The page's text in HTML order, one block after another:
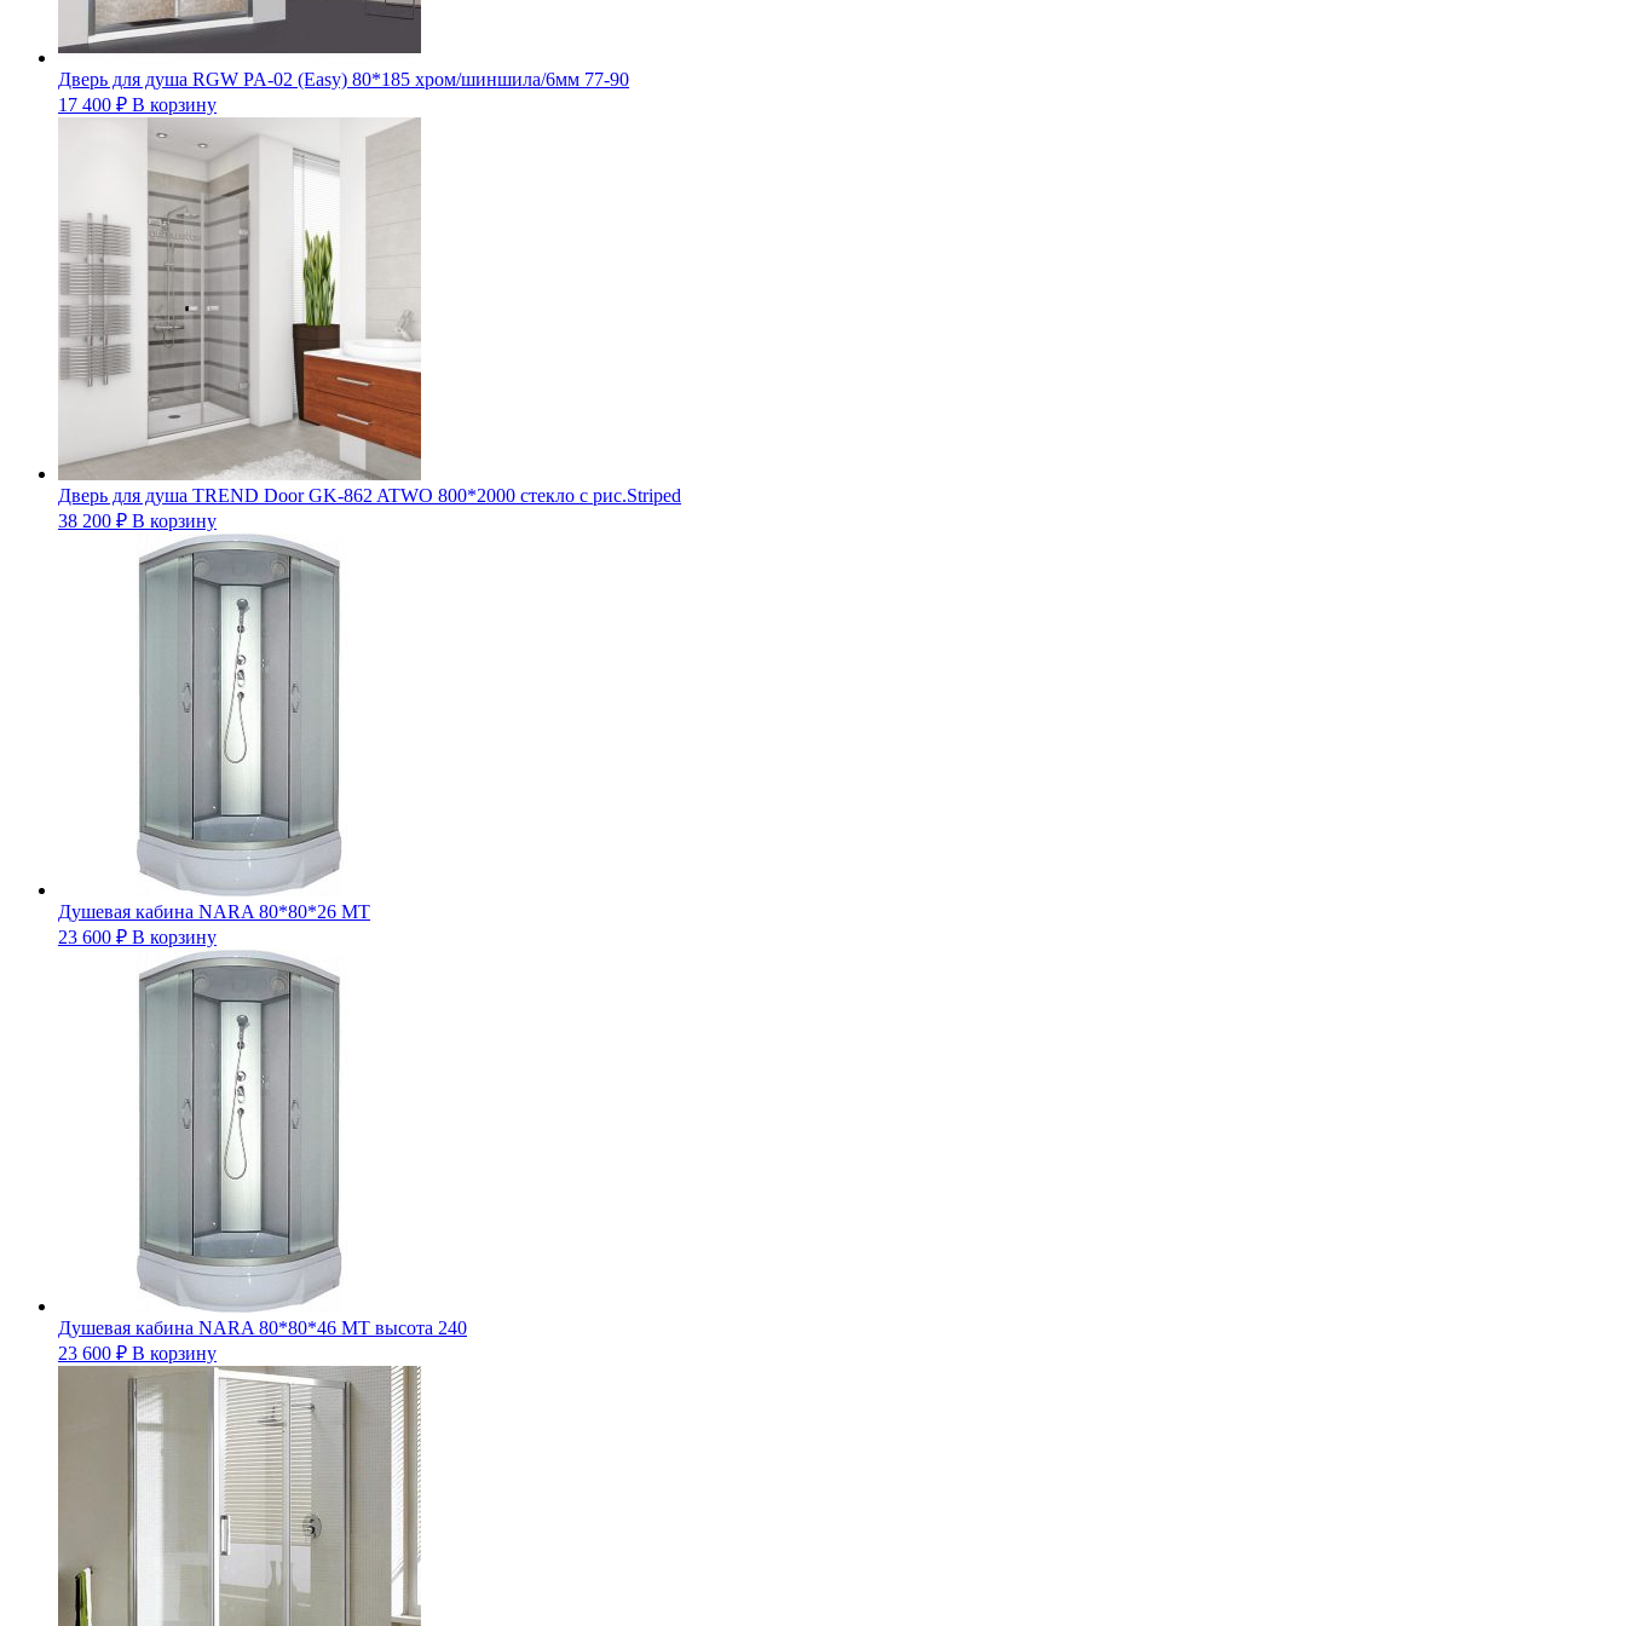
Дверь для душа RGW PA-02 (Easy) 80*185 хром/шиншила/6мм 77-90
17 400 ₽ В корзину
Дверь для душа TREND Door GK-862 ATWO 800*2000 стекло с рис.Striped
38 200 ₽ В корзину
Душевая кабина NARA 80*80*26 MT
23 600 ₽ В корзину
Душевая кабина NARA 80*80*46 MT высота 240
23 600 ₽ В корзину